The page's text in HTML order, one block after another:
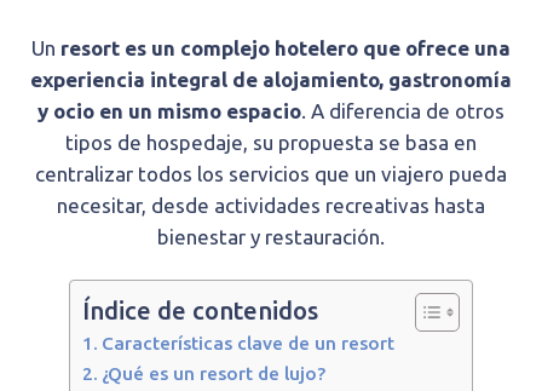
Un resort es un complejo hotelero que ofrece una
experiencia integral de alojamiento, gastronomía
y ocio en un mismo espacio . A diferencia de otros
tipos de hospedaje, su propuesta se basa en
centralizar todos los servicios que un viajero pueda
necesitar, desde actividades recreativas hasta
bienestar y restauración.
Índice de contenidos
Características clave de un resort
¿Qué es un resort de lujo?